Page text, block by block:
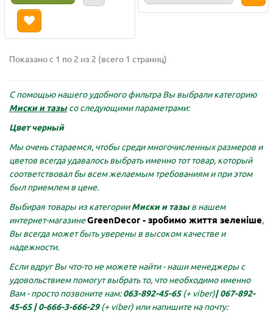
Показано с 1 по 2 из 2 (всего 1 страниц)
С помощью нашего удобного фильтра Вы выбрали категорию
Миски и тазысо следующими параметрами:
Цвет черный
Мы очень стараемся, чтобы среди многочисленных размеров и
цветов всегда удавалось выбрать именно тот товар, который
соответствовал бы всем желаемым требованиям и при этом
был приемлем в цене.
Выбирая товары из категорииМиски и тазыв нашем
интернет-магазинеGreenDecor - зробимо життя зеленіше,
Вы всегда может быть уверены в высоком качестве и
надежности.
Если вдруг Вы что-то не можете найти - наши менеджеры с
удовольствием помогут выбрать то, что необходимо именно
Вам - просто позвоните нам:063-892-45-65(+ viber)|067-892-
45-65 | 0-666-3-666-29(+ viber) или напишите на почту: